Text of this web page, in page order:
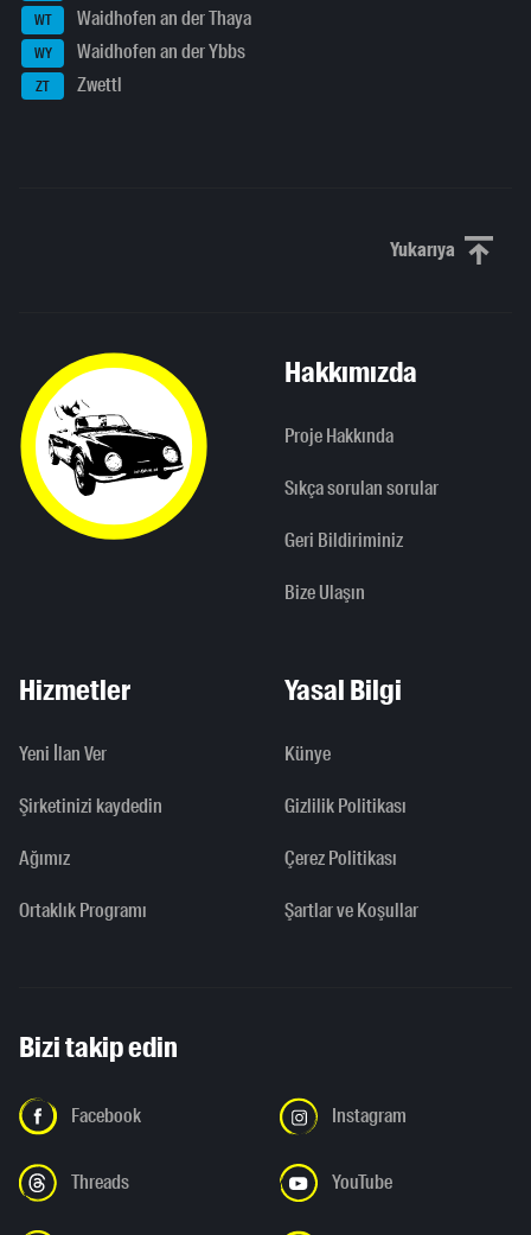
WT Waidhofen an der Thaya
WY Waidhofen an der Ybbs
ZT Zwettl
YukarıyaYukarı
Hakkımızda
Proje Hakkında
Sıkça sorulan sorular
Geri Bildiriminiz
Bize Ulaşın
Hizmetler
Yeni İlan Ver
Şirketinizi kaydedin
Ağımız
Ortaklık Programı
Yasal Bilgi
Künye
Gizlilik Politikası
Çerez Politikası
Şartlar ve Koşullar
Bizi takip edin
Facebook Instagram
Threads YouTube